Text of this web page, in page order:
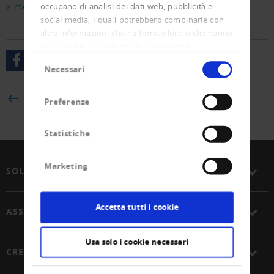
occupano di analisi dei dati web, pubblicità e
social media, i quali potrebbero combinarle con
altre informazioni che ha fornito loro o che hanno
delNecessari
Preferenze
Statistiche
Marketing
Accetta tutti i cookie
Usa solo i cookie necessari
> mehr
BACK
SOLUZIONI
ASSOCIAZIONE
CREDITREFORM